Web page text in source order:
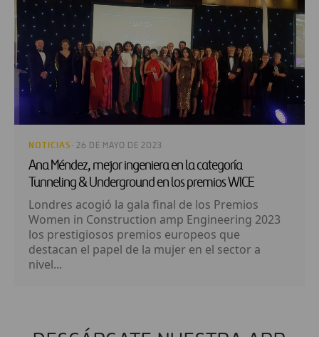
NOTICIAS · 26 DE MAYO DE 2023
Ana Méndez, mejor ingeniera en la categoría
Tunneling & Underground en los premios WICE
Londres acogió la gala final de los Premios
Women in Construction amp Engineering 2023
los prestigiosos premios europeos que
destacan el papel de la mujer en el sector a
nivel...